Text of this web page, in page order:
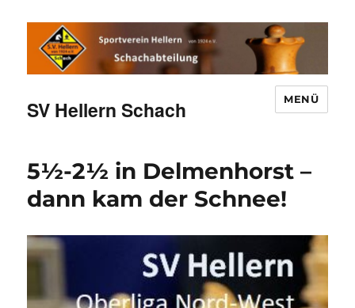
SV Hellern Schach MENÜ
5½-2½ in Delmenhorst –
dann kam der Schnee!